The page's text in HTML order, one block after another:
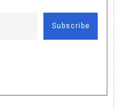
Subscribe